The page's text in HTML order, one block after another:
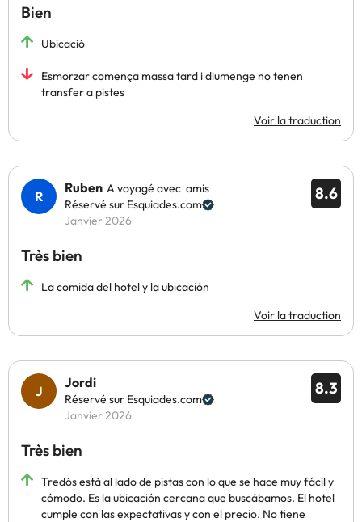
Bien
Ubicació
Esmorzar comença massa tard i diumenge no tenen
transfer a pistes
Voir la traduction
8.6
Ruben A voyagé avec amis
Réservé sur Esquiades.com
Janvier 2026
Très bien
La comida del hotel y la ubicación
Voir la traduction
8.3
Jordi
Réservé sur Esquiades.com
Janvier 2026
Très bien
Tredós està al lado de pistas con lo que se hace muy fácil y
cómodo. Es la ubicación cercana que buscábamos. El hotel
cumple con las expectativas y con el precio. No tiene